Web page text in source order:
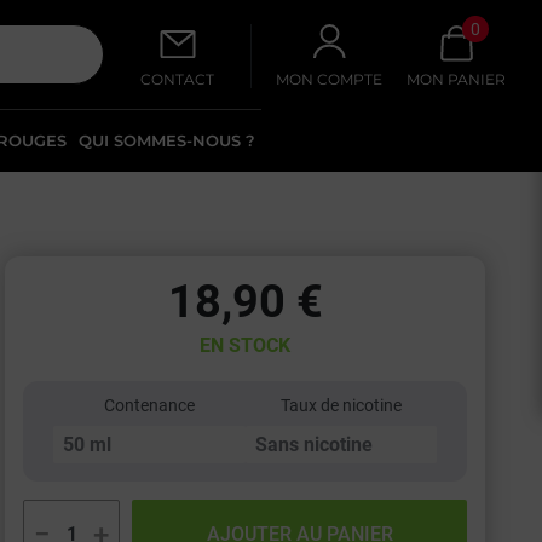
CONTACT
QUI SOMMES-NOUS ?
MON COMPTE
0
MON PANIER
18,90 €
EN STOCK
Contenance Taux de nicotine
− + AJOUTER AU PANIER